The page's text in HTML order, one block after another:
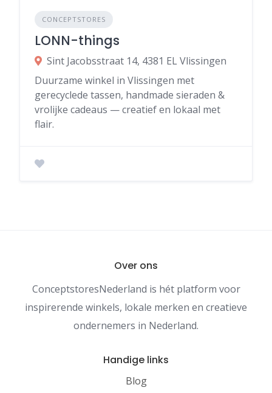
CONCEPTSTORES
LONN-things
Sint Jacobsstraat 14, 4381 EL Vlissingen
Duurzame winkel in Vlissingen met
gerecyclede tassen, handmade sieraden &
vrolijke cadeaus — creatief en lokaal met
flair.
Over ons
ConceptstoresNederland is hét platform voor
inspirerende winkels, lokale merken en creatieve
ondernemers in Nederland.
Handige links
Blog